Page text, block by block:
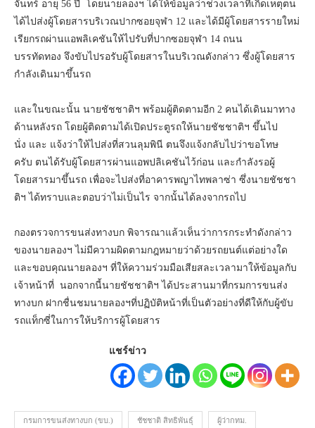
จันทร์ อายุ 56 ปี โดยนายลองฯ ได้ให้ข้อมูลว่าช่วงเวลาที่เกิดเหตุตน
ได้ไปส่งผู้โดยสารบริเวณปากซอยจุฬา 12 และได้มีผู้โดยสารรายใหม่
เรียกรถผ่านแอพลิเคชันให้ไปรับที่ปากซอยจุฬา 14 ถนน
บรรทัดทอง จึงขับไปรอรับผู้โดยสารในบริเวณดังกล่าว ซึ่งผู้โดยสาร
กำลังเดินมาขึ้นรถ
และในขณะนั้น นายชัชชาติฯ พร้อมผู้ติดตามอีก 2 คนได้เดินมาทาง
ด้านหลังรถ โดยผู้ติดตามได้เปิดประตูรถให้นายชัชชาติฯ ขึ้นไป
นั่ง และ แจ้งว่าให้ไปส่งที่สวนลุมพินี ตนจึงแจ้งกลับไปว่าขอโทษ
ครับ ตนได้รับผู้โดยสารผ่านแอพปลิเคชันไว้ก่อน และกำลังรอผู้
โดยสารมาขึ้นรถ เพื่อจะไปส่งที่อาคารพญาไทพลาซ่า ซึ่งนายชัชชา
ติฯ ได้ทราบและตอบว่าไม่เป็นไร จากนั้นได้ลงจากรถไป
กองตรวจการขนส่งทางบก พิจารณาแล้วเห็นว่าการกระทำดังกล่าว
ของนายลองฯ ไม่มีความผิดตามกฎหมายว่าด้วยรถยนต์แต่อย่างใด
และขอบคุณนายลองฯ ที่ให้ความร่วมมือเสียสละเวลามาให้ข้อมูลกับ
เจ้าหน้าที่ นอกจากนี้นายชัชชาติฯ ได้ประสานมาที่กรมการขนส่ง
ทางบก ฝากชื่นชมนายลองฯที่ปฏิบัติหน้าที่เป็นตัวอย่างที่ดีให้กับผู้ขับ
รถแท็กซี่ในการให้บริการผู้โดยสาร
แชร์ข่าว
กรมการขนส่งทางบก (ขบ.) ชัชชาติ สิทธิพันธุ์ ผู้ว่ากทม.